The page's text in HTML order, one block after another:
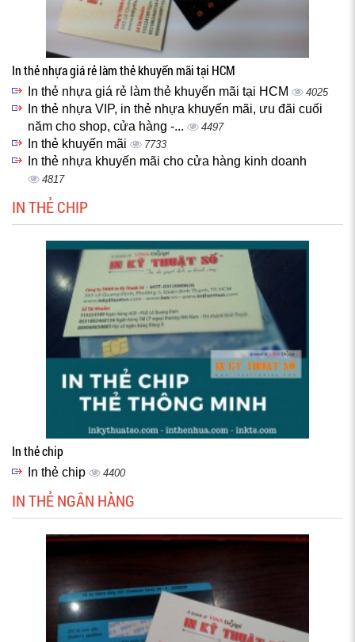
In thẻ nhựa giá rẻ làm thẻ khuyến mãi tại HCM
In thẻ nhựa giá rẻ làm thẻ khuyến mãi tại HCM 4025
In thẻ nhựa VIP, in thẻ nhựa khuyến mãi, ưu đãi cuối
năm cho shop, cửa hàng -...
4497
In thẻ khuyến mãi 7733
In thẻ nhựa khuyến mãi cho cửa hàng kinh doanh
4817
IN THẺ CHIP
In thẻ chip
In thẻ chip 4400
IN THẺ NGÂN HÀNG